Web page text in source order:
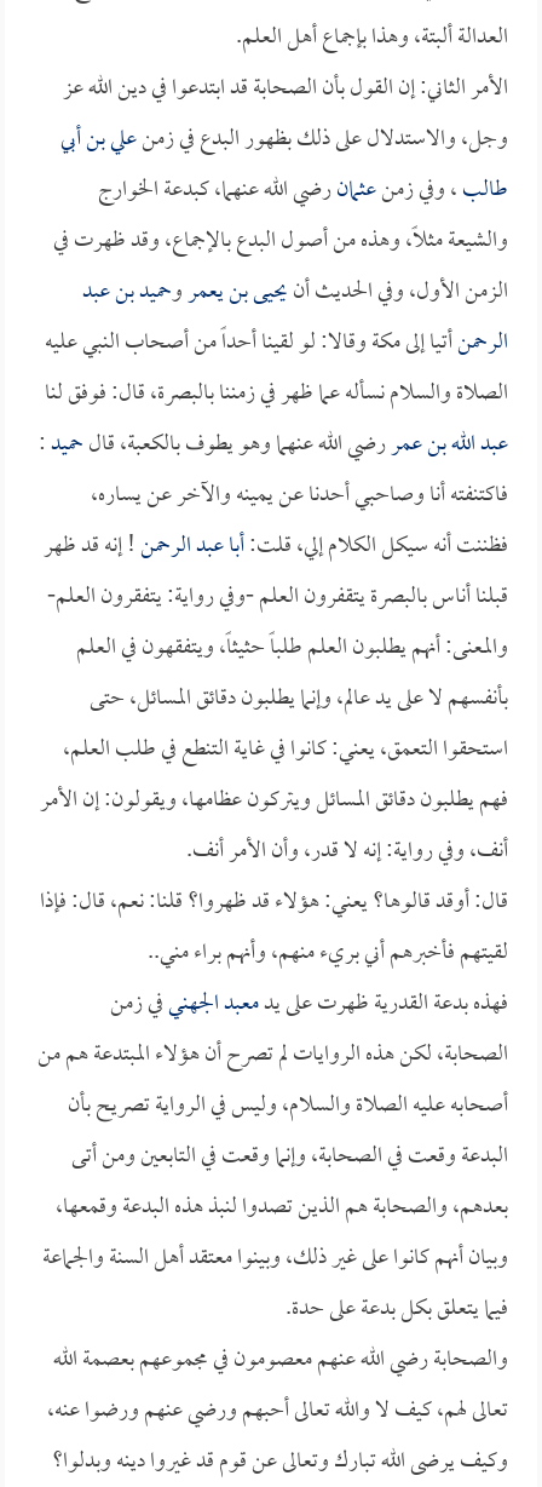
العدالة ألبتة، وهذا بإجماع أهل العلم.
الأمر الثاني: إن القول بأن الصحابة قد ابتدعوا في دين الله عز
وجل، والاستدلال على ذلك بظهور البدع في زمنعلي بن أبي
طالب، وفي زمنعثمانرضي الله عنهما، كبدعة الخوارج
والشيعة مثلاً، وهذه من أصول البدع بالإجماع، وقد ظهرت في
الزمن الأول، وفي الحديث أنيحيى بن يعمروحميد بن عبد
الرحمنأتيا إلى مكة وقالا: لو لقينا أحداً من أصحاب النبي عليه
الصلاة والسلام نسأله عما ظهر في زمننا بالبصرة، قال: فوفق لنا
عبد الله بن عمررضي الله عنهما وهو يطوف بالكعبة، قالحميد:
فاكتنفته أنا وصاحبي أحدنا عن يمينه والآخر عن يساره،
فظننت أنه سيكل الكلام إلي، قلت:أبا عبد الرحمن! إنه قد ظهر
قبلنا أناس بالبصرة يتقفرون العلم -وفي رواية: يتفقرون العلم-
والمعنى: أنهم يطلبون العلم طلباً حثيثاً، ويتفقهون في العلم
بأنفسهم لا على يد عالم، وإنما يطلبون دقائق المسائل، حتى
استحقوا التعمق، يعني: كانوا في غاية التنطع في طلب العلم،
فهم يطلبون دقائق المسائل ويتركون عظامها، ويقولون: إن الأمر
أنف، وفي رواية: إنه لا قدر، وأن الأمر أنف.
قال: أوقد قالوها؟ يعني: هؤلاء قد ظهروا؟ قلنا: نعم، قال: فإذا
لقيتهم فأخبرهم أني بريء منهم، وأنهم براء مني..
فهذه بدعة القدرية ظهرت على يدمعبد الجهنيفي زمن
الصحابة، لكن هذه الروايات لم تصرح أن هؤلاء المبتدعة هم من
أصحابه عليه الصلاة والسلام، وليس في الرواية تصريح بأن
البدعة وقعت في الصحابة، وإنما وقعت في التابعين ومن أتى
بعدهم، والصحابة هم الذين تصدوا لنبذ هذه البدعة وقمعها،
وبيان أنهم كانوا على غير ذلك، وبينوا معتقد أهل السنة والجماعة
فيما يتعلق بكل بدعة على حدة.
والصحابة رضي الله عنهم معصومون في مجموعهم بعصمة الله
تعالى لهم، كيف لا والله تعالى أحبهم ورضي عنهم ورضوا عنه،
وكيف يرضى الله تبارك وتعالى عن قوم قد غيروا دينه وبدلوا؟